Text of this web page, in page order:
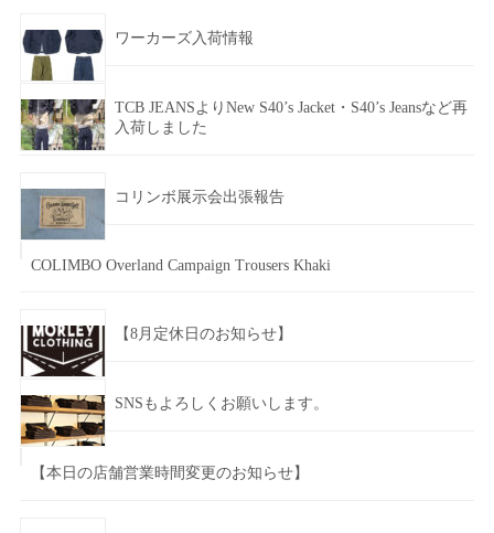
ワーカーズ入荷情報
TCB JEANSよりNew S40’s Jacket・S40’s Jeansなど再
入荷しました
コリンボ展示会出張報告
COLIMBO Overland Campaign Trousers Khaki
【8月定休日のお知らせ】
SNSもよろしくお願いします。
【本日の店舗営業時間変更のお知らせ】